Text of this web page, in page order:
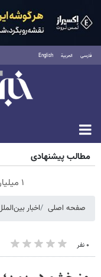
فارسی العربية English
جمعه ۱۶ مرداد ۱۴۰۵
مطالب پیشنهادی
۱ میلیارد اعتبار خرید طلا | بدون ضامن و چک
صفحه اصلی اخبار
۰ نفر